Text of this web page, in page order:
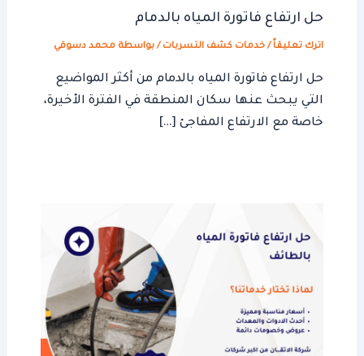
حل ارتفاع فاتورة المياه بالدمام
اترك تعليقاً /خدمات كشف التسربات/ بواسطة محمد دسوقي
حل ارتفاع فاتورة المياه بالدمام من أكثر المواضيع
التي يبحث عنها سكان المنطقة في الفترة الأخيرة،
خاصة مع الارتفاع المفاجئ […]